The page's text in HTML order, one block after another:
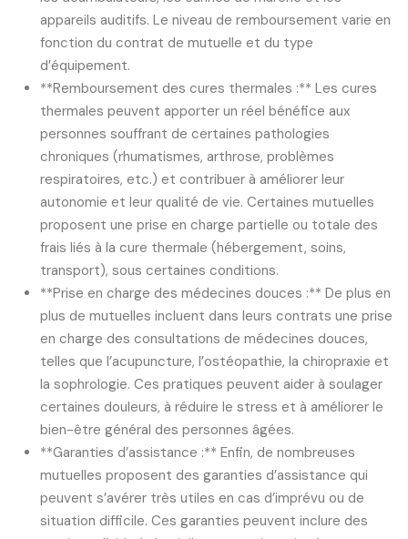
appareils auditifs. Le niveau de remboursement varie en
fonction du contrat de mutuelle et du type
d’équipement.
**Remboursement des cures thermales :** Les cures
thermales peuvent apporter un réel bénéfice aux
personnes souffrant de certaines pathologies
chroniques (rhumatismes, arthrose, problèmes
respiratoires, etc.) et contribuer à améliorer leur
autonomie et leur qualité de vie. Certaines mutuelles
proposent une prise en charge partielle ou totale des
frais liés à la cure thermale (hébergement, soins,
transport), sous certaines conditions.
**Prise en charge des médecines douces :** De plus en
plus de mutuelles incluent dans leurs contrats une prise
en charge des consultations de médecines douces,
telles que l’acupuncture, l’ostéopathie, la chiropraxie et
la sophrologie. Ces pratiques peuvent aider à soulager
certaines douleurs, à réduire le stress et à améliorer le
bien-être général des personnes âgées.
**Garanties d’assistance :** Enfin, de nombreuses
mutuelles proposent des garanties d’assistance qui
peuvent s’avérer très utiles en cas d’imprévu ou de
situation difficile. Ces garanties peuvent inclure des